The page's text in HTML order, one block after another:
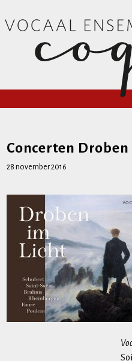
Vocaal
Concerten
28 november 2016